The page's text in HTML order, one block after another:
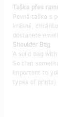
Taška přes
Pevná taška s
krásné,
dostanete
Shoulder Bag
A solid bag
So that
important to
types of prints)